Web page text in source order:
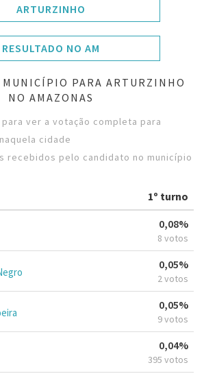
ARTURZINHO
RESULTADO NO AM
MUNICÍPIO PARA ARTURZINHO
NO AMAZONAS
ver a votação completa para
cidade
recebidos pelo candidato no município
1º turno
0,08%
8 votos
0,05%
2 votos
0,05%
9 votos
0,04%
395 votos